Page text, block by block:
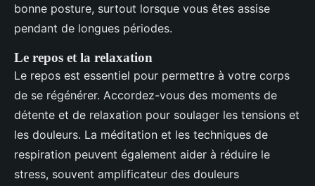
bonne posture, surtout lorsque vous êtes assise
pendant de longues périodes.
Le repos et la relaxation
Le repos est essentiel pour permettre à votre corps
de se régénérer. Accordez-vous des moments de
détente et de relaxation pour soulager les tensions et
les douleurs. La méditation et les techniques de
respiration peuvent également aider à réduire le
stress, souvent amplificateur des douleurs